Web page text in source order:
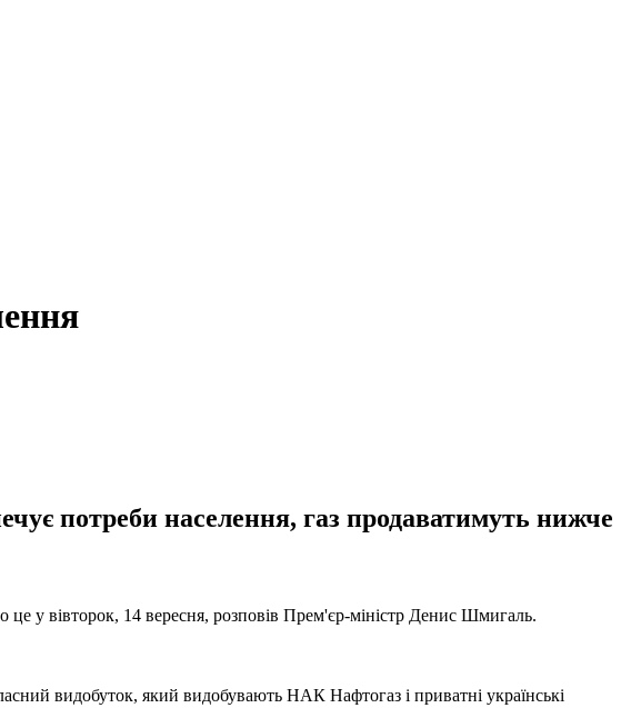
потреби населення, газ продаватимуть нижче
це у вівторок, 14 вересня, розповів Прем'єр-міністр Денис Шмигаль.
видобуток, який видобувають НАК Нафтогаз і приватні українські